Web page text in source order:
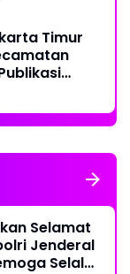
Timur
Selamat
Jenderal
Selalu